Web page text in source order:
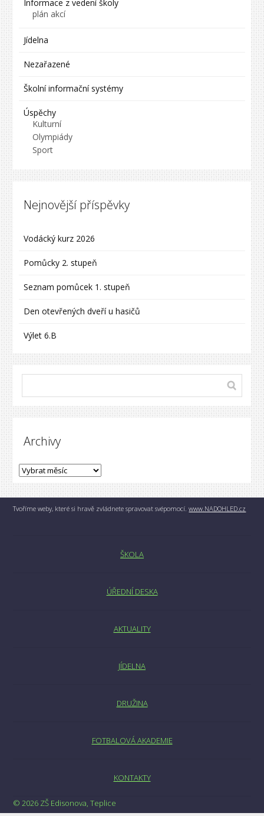
Informace z vedení školy
plán akcí
Jídelna
Nezařazené
Školní informační systémy
Úspěchy
Kulturní
Olympiády
Sport
Nejnovější příspěvky
Vodácký kurz 2026
Pomůcky 2. stupeň
Seznam pomůcek 1. stupeň
Den otevřených dveří u hasičů
Výlet 6.B
Archivy
Tvoříme weby, které si hravě zvládnete spravovat svépomocí.www.NADOHLED.cz
ŠKOLA
ÚŘEDNÍ DESKA
AKTUALITY
JÍDELNA
DRUŽINA
FOTBALOVÁ AKADEMIE
KONTAKTY
© 2026 ZŠ Edisonova, Teplice